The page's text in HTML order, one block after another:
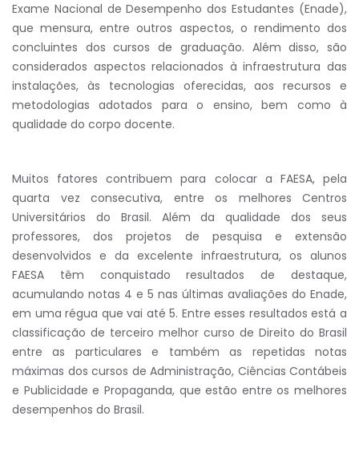
Exame Nacional de Desempenho dos Estudantes (Enade),
que mensura, entre outros aspectos, o rendimento dos
concluintes dos cursos de graduação. Além disso, são
considerados aspectos relacionados à infraestrutura das
instalações, às tecnologias oferecidas, aos recursos e
metodologias adotados para o ensino, bem como à
qualidade do corpo docente.
Muitos fatores contribuem para colocar a FAESA, pela
quarta vez consecutiva, entre os melhores Centros
Universitários do Brasil. Além da qualidade dos seus
professores, dos projetos de pesquisa e extensão
desenvolvidos e da excelente infraestrutura, os alunos
FAESA têm conquistado resultados de destaque,
acumulando notas 4 e 5 nas últimas avaliações do Enade,
em uma régua que vai até 5. Entre esses resultados está a
classificação de terceiro melhor curso de Direito do Brasil
entre as particulares e também as repetidas notas
máximas dos cursos de Administração, Ciências Contábeis
e Publicidade e Propaganda, que estão entre os melhores
desempenhos do Brasil.